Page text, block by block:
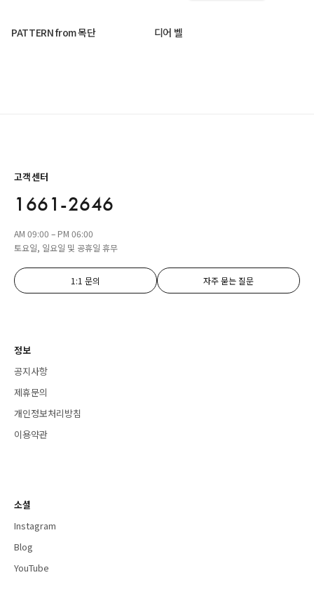
PATTERN from 목단 디어 벨
고객센터
1661-2646
AM 09:00 – PM 06:00
토요일, 일요일 및 공휴일 휴무
1:1 문의 자주 묻는 질문
정보
공지사항
제휴문의
개인정보처리방침
이용약관
소셜
Instagram
Blog
YouTube